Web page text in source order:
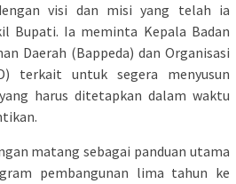
visi dan misi yang telah ia
Bupati. Ia meminta Kepala Badan
Daerah (Bappeda) dan Organisasi
terkait untuk segera menyusun
harus ditetapkan dalam waktu
matang sebagai panduan utama
pembangunan lima tahun ke